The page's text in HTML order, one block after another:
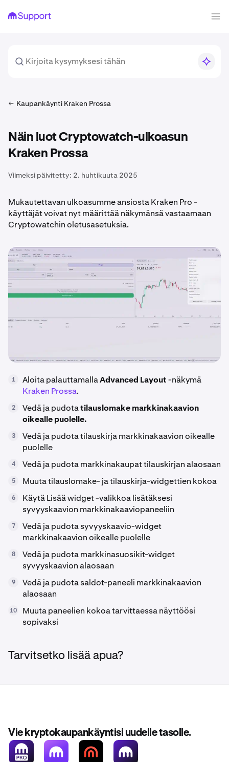
Kaupankäynti Kraken Prossa
Näin luot Cryptowatch-ulkoasun
Kraken Prossa
Viimeksi päivitetty: 2. huhtikuuta 2025
Mukautettavan ulkoasumme ansiosta Kraken Pro -
käyttäjät voivat nyt määrittää näkymänsä vastaamaan
Cryptowatchin oletusasetuksia.
1 Aloita palauttamallaAdvanced Layout-näkymä
Kraken Prossa.
2 Vedä ja pudotatilauslomakemarkkinakaavion
oikealle puolelle.
3
Vedä ja pudota tilauskirja markkinakaavion oikealle
puolelle
4 Vedä ja pudota markkinakaupat tilauskirjan alaosaan
5 Muuta tilauslomake- ja tilauskirja-widgettien kokoa
6
Käytä Lisää widget -valikkoa lisätäksesi
syvyyskaavion markkinakaaviopaneeliin
7
Vedä ja pudota syvyyskaavio-widget
markkinakaavion oikealle puolelle
8
Vedä ja pudota markkinasuosikit-widget
syvyyskaavion alaosaan
9
Vedä ja pudota saldot-paneeli markkinakaavion
alaosaan
10
Muuta paneelien kokoa tarvittaessa näyttöösi
sopivaksi
Tarvitsetko lisää apua?
Vie kryptokaupankäyntisi uudelle tasolle.